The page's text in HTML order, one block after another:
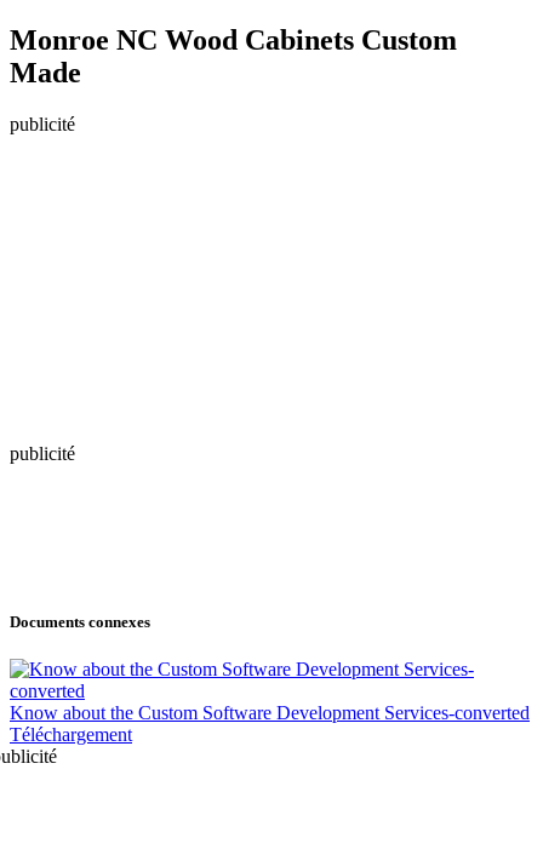
Monroe NC Wood Cabinets Custom
Made
publicité
publicité
Documents connexes
Know about the Custom Software Development Services-converted
Téléchargement